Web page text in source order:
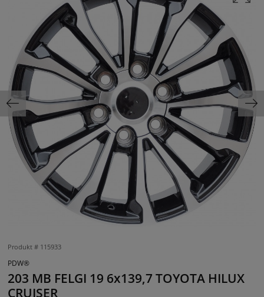
Produkt # 115933
PDW®
203 MB FELGI 19 6x139,7 TOYOTA HILUX
CRUISER